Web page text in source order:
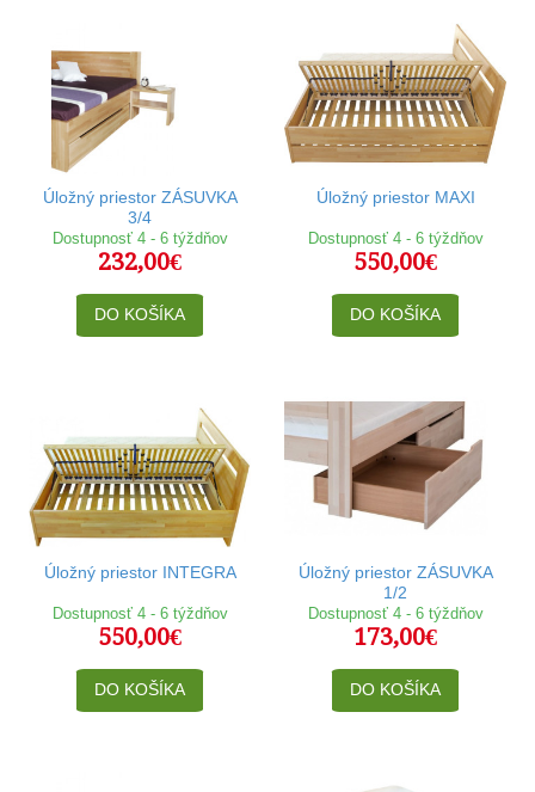
Úložný priestor ZÁSUVKA
3/4
Dostupnosť 4 - 6 týždňov
232,00€
DO KOŠÍKA
Úložný priestor MAXI
Dostupnosť 4 - 6 týždňov
550,00€
DO KOŠÍKA
Úložný priestor INTEGRA
Dostupnosť 4 - 6 týždňov
550,00€
DO KOŠÍKA
Úložný priestor ZÁSUVKA
1/2
Dostupnosť 4 - 6 týždňov
173,00€
DO KOŠÍKA